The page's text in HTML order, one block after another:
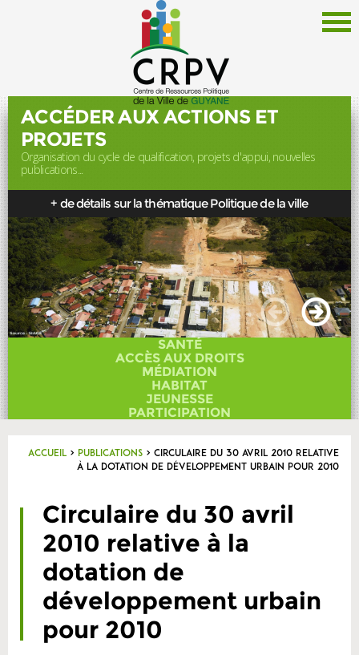
Liens
Offres d'emploi
Actualités
Newsletter
Contact
Le CRPV
Thématiques
Documentation
Politique de la Ville
ACCÉDER AUX ACTIONS ET
PROJETS
Organisation du cycle de qualification, projets d'appui, nouvelles
publications...
+ de détails sur la thématique Politique de la ville
SANTÉ
ACCÈS AUX DROITS
MÉDIATION
HABITAT
JEUNESSE
PARTICIPATION
Accueil > Publications > Circulaire du 30 avril 2010 relative
à la dotation de développement urbain pour 2010
Circulaire du 30 avril
2010 relative à la
dotation de
développement urbain
pour 2010